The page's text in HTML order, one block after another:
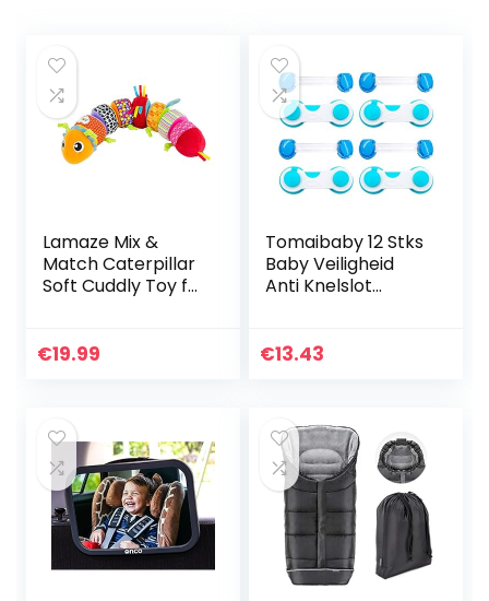
Lamaze Mix &
Match Caterpillar
Soft Cuddly Toy for
Toy, For New
€19.99
Tomaibaby 12 Stks
Baby Veiligheid
Anti Knelslot
Lade Toiletbril
€13.43